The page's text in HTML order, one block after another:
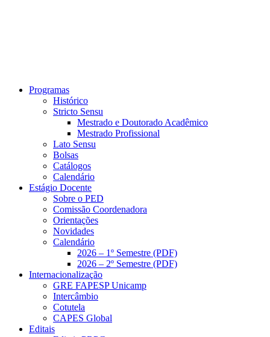
Programas
Histórico
Stricto Sensu
Mestrado e Doutorado Acadêmico
Mestrado Profissional
Lato Sensu
Bolsas
Catálogos
Calendário
Estágio Docente
Sobre o PED
Comissão Coordenadora
Orientações
Novidades
Calendário
2026 – 1º Semestre (PDF)
2026 – 2º Semestre (PDF)
Internacionalização
GRE FAPESP Unicamp
Intercâmbio
Cotutela
CAPES Global
Editais